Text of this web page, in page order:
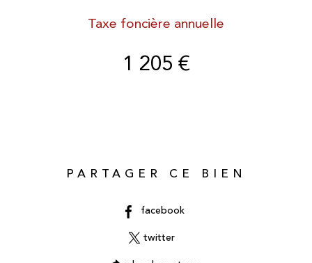
Taxe foncière annuelle
1 205 €
PARTAGER CE BIEN
facebook
twitter